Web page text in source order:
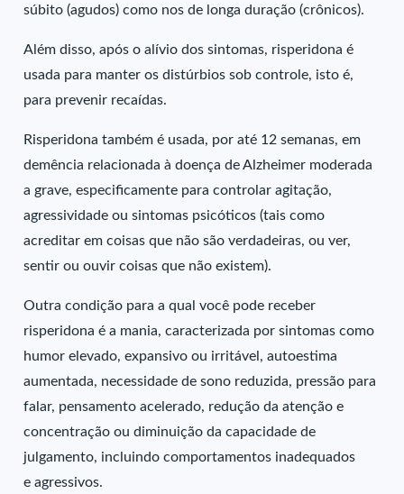
súbito (agudos) como nos de longa duração (crônicos).
Além disso, após o alívio dos sintomas, risperidona é
usada para manter os distúrbios sob controle, isto é,
para prevenir recaídas.
Risperidona também é usada, por até 12 semanas, em
demência relacionada à doença de Alzheimer moderada
a grave, especificamente para controlar agitação,
agressividade ou sintomas psicóticos (tais como
acreditar em coisas que não são verdadeiras, ou ver,
sentir ou ouvir coisas que não existem).
Outra condição para a qual você pode receber
risperidona é a mania, caracterizada por sintomas como
humor elevado, expansivo ou irritável, autoestima
aumentada, necessidade de sono reduzida, pressão para
falar, pensamento acelerado, redução da atenção e
concentração ou diminuição da capacidade de
julgamento, incluindo comportamentos inadequados
e agressivos.